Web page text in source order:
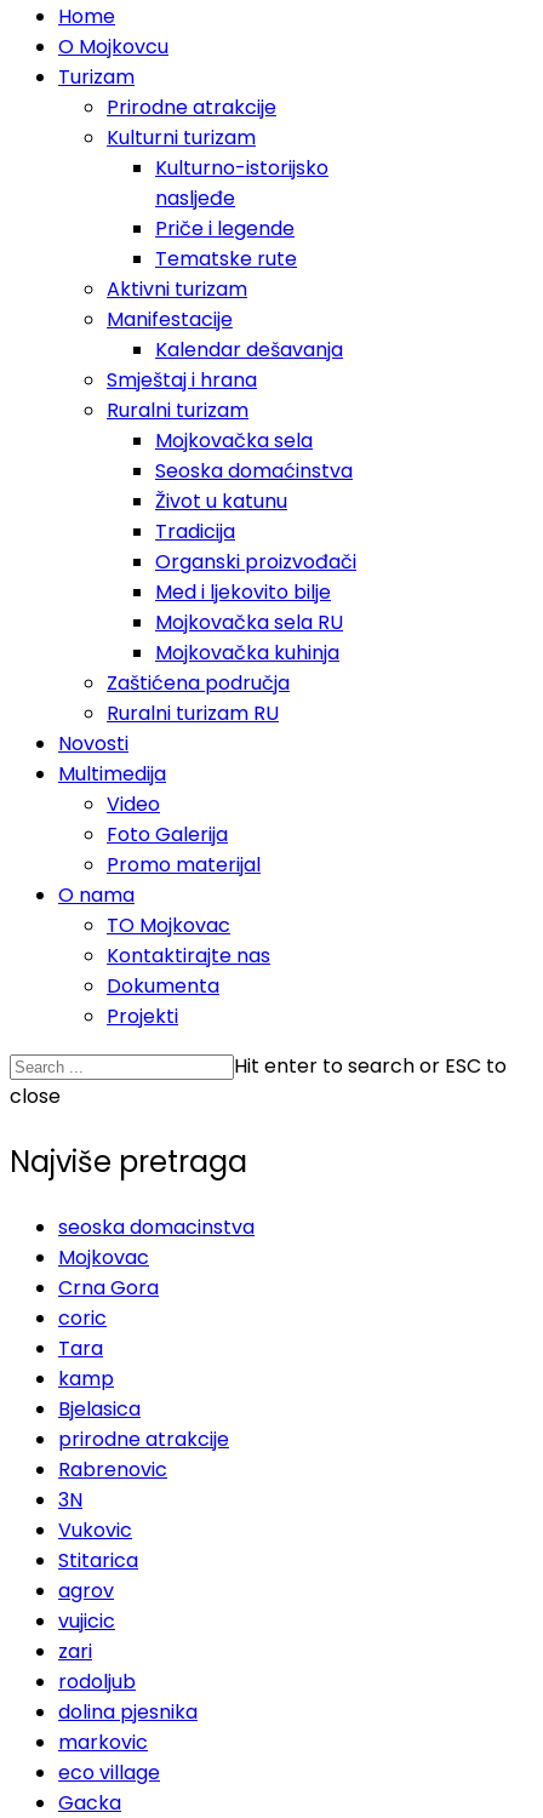
Home
O Mojkovcu
Turizam
Prirodne atrakcije
Kulturni turizam
Kulturno-istorijsko
nasljeđe
Priče i legende
Tematske rute
Aktivni turizam
Manifestacije
Kalendar dešavanja
Smještaj i hrana
Ruralni turizam
Mojkovačka sela
Seoska domaćinstva
Život u katunu
Tradicija
Organski proizvođači
Med i ljekovito bilje
Mojkovačka sela RU
Mojkovačka kuhinja
Zaštićena područja
Ruralni turizam RU
Novosti
Multimedija
Video
Foto Galerija
Promo materijal
O nama
TO Mojkovac
Kontaktirajte nas
Dokumenta
Projekti
Hit enter to search or ESC to
close
Najviše pretraga
seoska domacinstva
Mojkovac
Crna Gora
coric
Tara
kamp
Bjelasica
prirodne atrakcije
Rabrenovic
3N
Vukovic
Stitarica
agrov
vujicic
zari
rodoljub
dolina pjesnika
markovic
eco village
Gacka